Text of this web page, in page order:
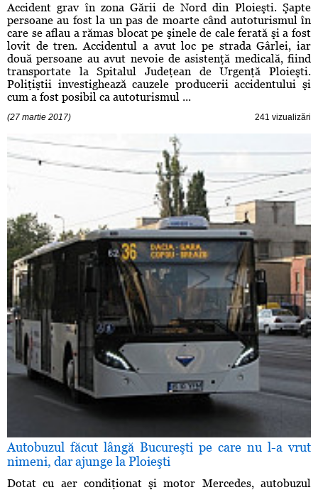
Accident grav în zona Gării de Nord din Ploieşti. Şapte
persoane au fost la un pas de moarte când autoturismul în
care se aflau a rămas blocat pe şinele de cale ferată şi a fost
lovit de tren. Accidentul a avut loc pe strada Gârlei, iar
două persoane au avut nevoie de asistenţă medicală, fiind
transportate la Spitalul Judeţean de Urgenţă Ploieşti.
Poliţiştii investighează cauzele producerii accidentului şi
cum a fost posibil ca autoturismul ...
(27 martie 2017) 241 vizualizări
Autobuzul făcut lângă Bucureşti pe care nu l-a vrut
nimeni, dar ajunge la Ploieşti
Dotat cu aer condiţionat şi motor Mercedes, autobuzul